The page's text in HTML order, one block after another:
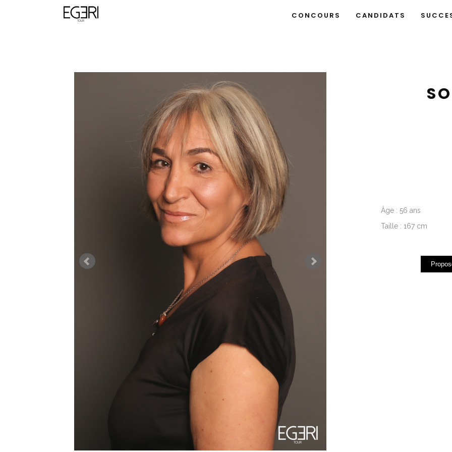
CONCOURS CANDIDATS
Âge : 56 ans
Taille : 167 cm